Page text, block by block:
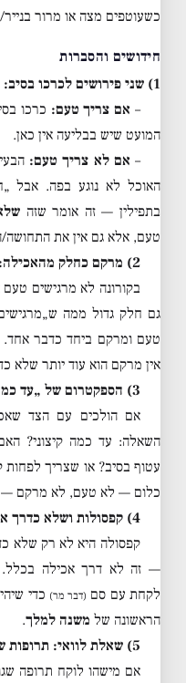
כשעוטפים מצה או מרור
חידושים והסברות
1) שני פירושים לכרכו בסיב:
– אם צריך טעם: כרכו
המועט שיש בבליעה אין כאן.
– אם לא צריך טעם:
האוכל לא נוגע בפה. אבל
בתפילין — זה אומר שזה
טעם, אלא גם אין את
2) מרקם כחלק מהאכילה:
בקורונה לא מרגישים
גם חלק גדול ממה
טעם ומרקם ביחד כדבר אחד.
אין מרקם הוא עוד יותר שלא
3) הספקטרום של „עד כמה לא צריך טעם”:
אם הולכים עם הצד
השאלה: עד כמה קיצוני?
עטוף בסיב? או שצריך
כלום — לא טעם, לא מרקם —
4) קפסולות ושלא כדרך אכילה:
קפסולה היא לא רק שלא
— זה לא דרך אכילה בכלל.
לקחת עם סם (דבר מר) כדי
הראשונה של משנה למלך.
5) שאלת לוואי: תרופות שמסירות טעם:
אם מישהו לוקח תרופה